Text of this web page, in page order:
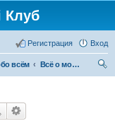
Клуб
Вход
Регистрация
всём
Всё о мото-вело